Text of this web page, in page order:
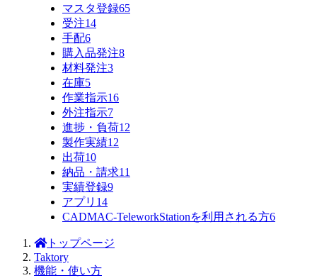
マスタ登録65
受注14
手配6
購入品発注8
材料発注3
在庫5
作業指示16
外注指示7
進捗・負荷12
製作実績12
出荷10
納品・請求11
実績登録9
アプリ 14
CADMAC-TeleworkStationを利用される方6
トップページ
Taktory
機能・使い方